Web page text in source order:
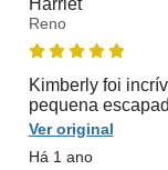
Harriet
Reno
Kimberly foi
pequena
Ver original
Há 1 ano